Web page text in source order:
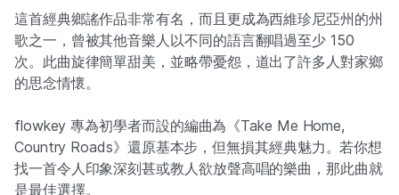
這首經典鄉謠作品非常有名，而且更成為西維珍尼亞州的州
歌之一，曾被其他音樂人以不同的語言翻唱過至少 150
次。此曲旋律簡單甜美，並略帶憂怨，道出了許多人對家鄉
的思念情懷。
flowkey 專為初學者而設的編曲為《Take Me Home,
Country Roads》還原基本步，但無損其經典魅力。若你想
找一首令人印象深刻甚或教人欲放聲高唱的樂曲，那此曲就
是最佳選擇。